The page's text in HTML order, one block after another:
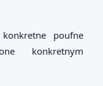
poufne
konkretnym